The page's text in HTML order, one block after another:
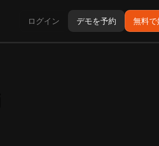
ログイン デモを予約 無料